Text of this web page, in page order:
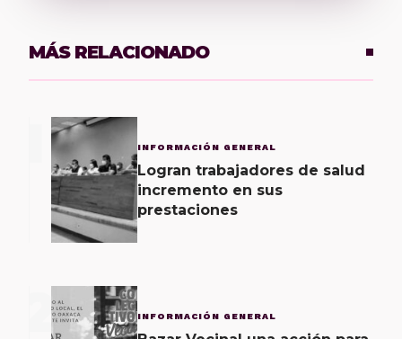
MÁS RELACIONADO
INFORMACIÓN GENERAL
Logran trabajadores de salud
incremento en sus
prestaciones
2 INFORMACIÓN GENERAL